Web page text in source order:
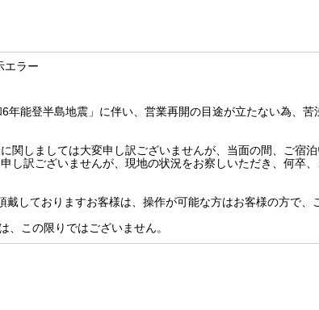
エラー
年能登半島地震」に伴い、営業再開の目途が立たない為、
関しましては大変申し訳ございませんが、当面の間、ご宿
し訳ございませんが、現地の状況をお察しいただき、何卒
戴しておりますお客様は、操作が可能な方はお客様の方で、
この限りではございません。